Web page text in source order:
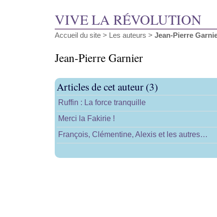
VIVE LA RÉVOLUTION
Accueil du site > Les auteurs > Jean-Pierre
Jean-Pierre Garnier
Articles de cet auteur (3)
Ruffin : La force tranquille
Merci la Fakirie !
François, Clémentine, Alexis et les autres…